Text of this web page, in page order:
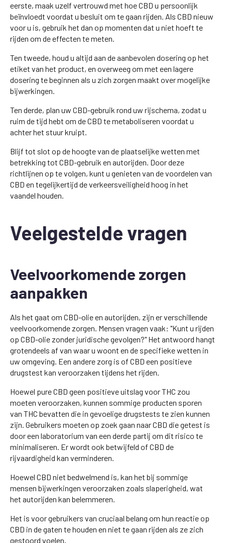
eerste, maak uzelf vertrouwd met hoe CBD u persoonlijk
beïnvloedt voordat u besluit om te gaan rijden. Als CBD nieuw
voor u is, gebruik het dan op momenten dat u niet hoeft te
rijden om de effecten te meten.
Ten tweede, houd u altijd aan de aanbevolen dosering op het
etiket van het product, en overweeg om met een lagere
dosering te beginnen als u zich zorgen maakt over mogelijke
bijwerkingen.
Ten derde, plan uw CBD-gebruik rond uw rijschema, zodat u
ruim de tijd hebt om de CBD te metaboliseren voordat u
achter het stuur kruipt.
Blijf tot slot op de hoogte van de plaatselijke wetten met
betrekking tot CBD-gebruik en autorijden. Door deze
richtlijnen op te volgen, kunt u genieten van de voordelen van
CBD en tegelijkertijd de verkeersveiligheid hoog in het
vaandel houden.
Veelgestelde vragen
Veelvoorkomende zorgen
aanpakken
Als het gaat om CBD-olie en autorijden, zijn er verschillende
veelvoorkomende zorgen. Mensen vragen vaak: "Kunt u rijden
op CBD-olie zonder juridische gevolgen?" Het antwoord hangt
grotendeels af van waar u woont en de specifieke wetten in
uw omgeving. Een andere zorg is of CBD een positieve
drugstest kan veroorzaken tijdens het rijden.
Hoewel pure CBD geen positieve uitslag voor THC zou
moeten veroorzaken, kunnen sommige producten sporen
van THC bevatten die in gevoelige drugstests te zien kunnen
zijn. Gebruikers moeten op zoek gaan naar CBD die getest is
door een laboratorium van een derde partij om dit risico te
minimaliseren. Er wordt ook betwijfeld of CBD de
rijvaardigheid kan verminderen.
Hoewel CBD niet bedwelmend is, kan het bij sommige
mensen bijwerkingen veroorzaken zoals slaperigheid, wat
het autorijden kan belemmeren.
Het is voor gebruikers van cruciaal belang om hun reactie op
CBD in de gaten te houden en niet te gaan rijden als ze zich
gestoord voelen.